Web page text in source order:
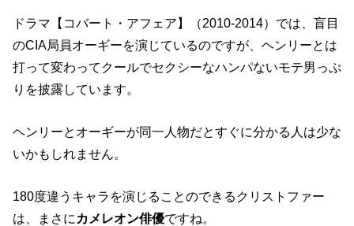
ドラマ【コバート・アフェア】（2010-2014）では、盲目
のCIA局員オーギーを演じているのですが、ヘンリーとは
打って変わってクールでセクシーなハンパないモテ男っぷ
りを披露しています。
ヘンリーとオーギーが同一人物だとすぐに分かる人は少な
いかもしれません。
180度違うキャラを演じることのできるクリストファー
は、まさに カメレオン俳優ですね。